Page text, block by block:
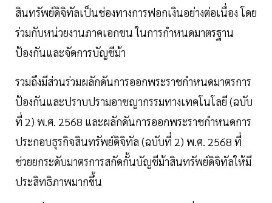
สินทรัพย์ดิจิทัลเป็นช่องทางการฟอกเงินอย่างต่อเนื่อง โดย
ร่วมกับหน่วยงานภาคเอกชน ในการกำหนดมาตรฐาน
ป้องกันและจัดการบัญชีม้า
รวมถึงมีส่วนร่วมผลักดันการออกพระราชกำหนดมาตรการ
ป้องกันและปราบปรามอาชญากรรมทางเทคโนโลยี (ฉบับ
ที่ 2) พ.ศ. 2568 และผลักดันการออกพระราชกำหนดการ
ประกอบธุรกิจสินทรัพย์ดิจิทัล (ฉบับที่ 2) พ.ศ. 2568 ที่
ช่วยยกระดับมาตรการสกัดกั้นบัญชีม้าสินทรัพย์ดิจิทัลให้มี
ประสิทธิภาพมากขึ้น